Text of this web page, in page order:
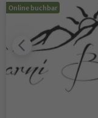
Online buchbar